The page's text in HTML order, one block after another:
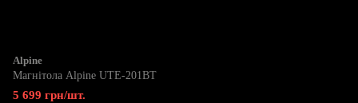
Alpine
Магнітола Alpine UTE-201BT
5 699 грн/шт.